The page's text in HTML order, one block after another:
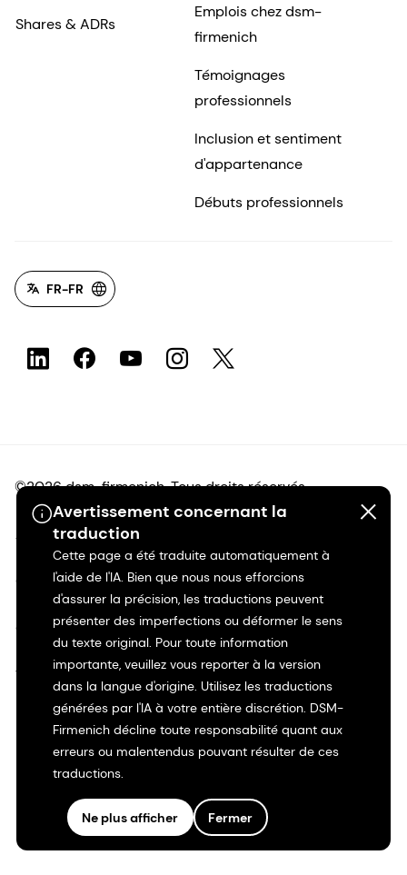
Avertissement concernant la
traduction
Cette page a été traduite automatiquement à
l'aide de l'IA. Bien que nous nous efforcions
d'assurer la précision, les traductions peuvent
présenter des imperfections ou déformer le sens
du texte original. Pour toute information
importante, veuillez vous reporter à la version
dans la langue d'origine. Utilisez les traductions
générées par l'IA à votre entière discrétion. DSM-
Firmenich décline toute responsabilité quant aux
erreurs ou malentendus pouvant résulter de ces
traductions.
Ne plus afficher Fermer
Shares & ADRs
Emplois chez dsm-
firmenich
Témoignages
professionnels
Inclusion et sentiment
d'appartenance
Débuts professionnels
FR-FR
©2026 dsm-firmenich. Tous droits réservés.
Avis de confidentialité
Conditions d'utilisation
Conditions d'utilisation
Transparence en Californie
Déclaration d'accessibilité
Informations juridiques
Plan du site